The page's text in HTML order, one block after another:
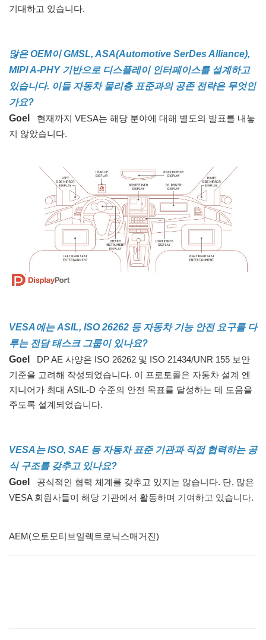
기대하고 있습니다.
많은 OEM이 GMSL, ASA(Automotive SerDes Alliance),
MIPI A-PHY 기반으로 디스플레이 인터페이스를 설계하고
있습니다. 이들 자동차 물리층 표준과의 공존 전략은 무엇인
가요?
Goel
현재까지 VESA는 해당 분야에 대해 별도의 발표를 내놓
지 않았습니다.
VESA에는 ASIL, ISO 26262 등 자동차 기능 안전 요구를 다
루는 전담 태스크 그룹이 있나요?
Goel
DP AE 사양은 ISO 26262 및 ISO 21434/UNR 155 보안
기준을 고려해 작성되었습니다. 이 프로토콜은 자동차 설계 엔
지니어가 최대 ASIL-D 수준의 안전 목표를 달성하는 데 도움을
주도록 설계되었습니다.
VESA는 ISO, SAE 등 자동차 표준 기관과 직접 협력하는 공
식 구조를 갖추고 있나요?
Goel
공식적인 협력 체계를 갖추고 있지는 않습니다. 단, 많은
VESA 회원사들이 해당 기관에서 활동하며 기여하고 있습니다.
AEM(오토모티브일렉트로닉스매거진)